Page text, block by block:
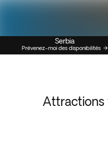
Serbia
Prévenez-moi des disponibilités
Attractions